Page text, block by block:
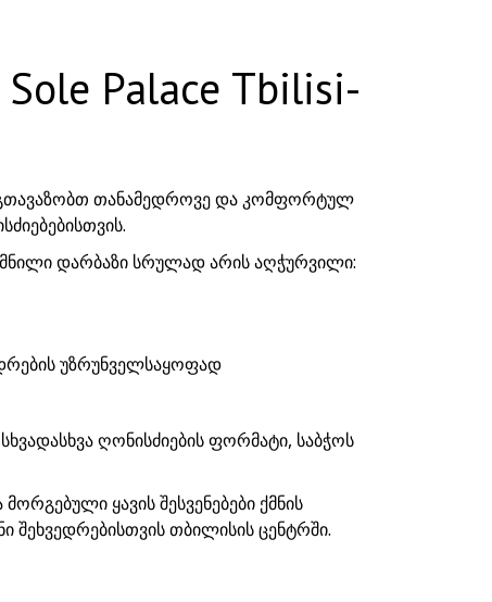
Palace Tbilisi-
თანამედროვე და კომფორტულ
დარბაზი სრულად არის აღჭურვილი:
უზრუნველსაყოფად
ღონისძიების ფორმატი, საბჭოს
ყავის შესვენებები ქმნის
თბილისის ცენტრში.